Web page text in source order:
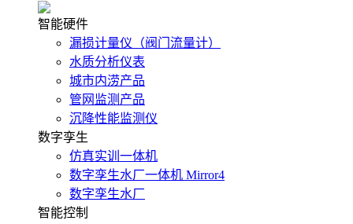
智能硬件
漏损计量仪（阀门流量计）
水质分析仪表
城市内涝产品
管网监测产品
沉降性能监测仪
数字孪生
仿真实训一体机
数字孪生水厂一体机 Mirror4
数字孪生水厂
智能控制